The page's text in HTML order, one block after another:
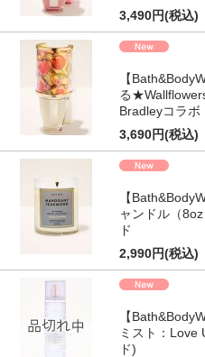
3,490円(税込)
【
る
Bradleyコラボ
3,690円(税込)
【
ャンドル（
ド
2,990円(税込)
【
ミスト：Love
ド)